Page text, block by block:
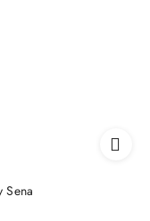
Sena